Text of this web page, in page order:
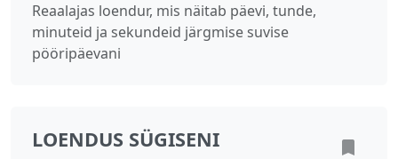
Reaalajas loendur, mis näitab päevi, tunde,
minuteid ja sekundeid järgmise suvise
pööripäevani
LOENDUS SÜGISENI